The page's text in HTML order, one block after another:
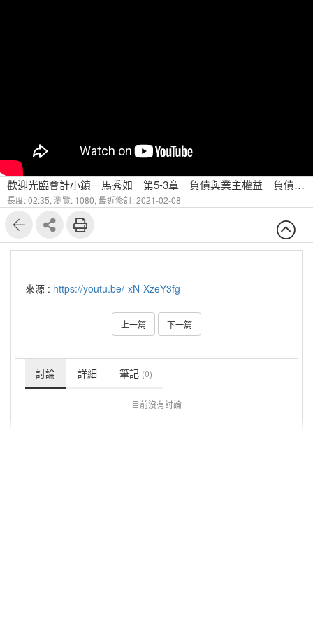
歡迎光臨會計小鎮－馬秀如 第5-3章 負債與業主權益 負債vs業主權益
長度: 02:35, 瀏覽: 1080, 最近修訂: 2021-02-08
來源 : https://youtu.be/-xN-XzeY3fg
上一篇 下一篇
討論 詳細 筆記 (0)
目前沒有討論